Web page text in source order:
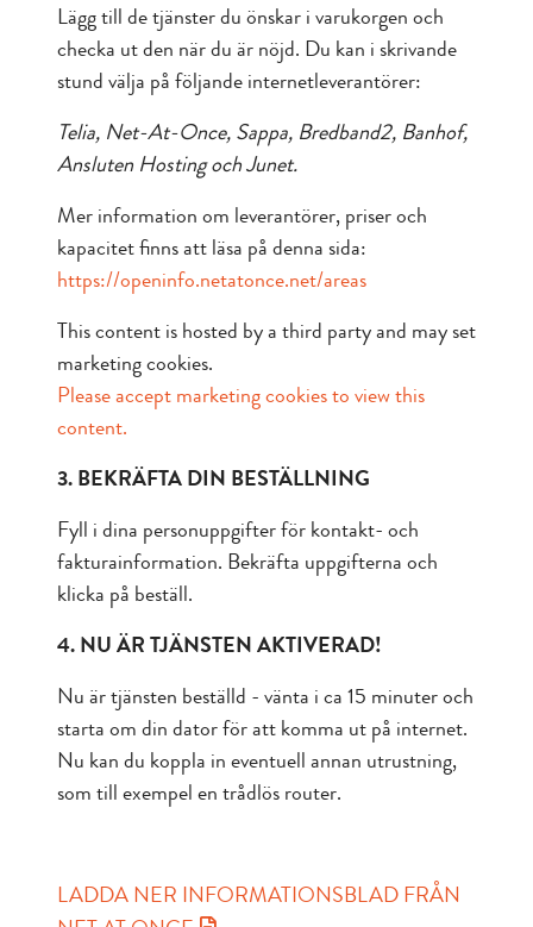
Lägg till de tjänster du önskar i varukorgen och
checka ut den när du är nöjd. Du kan i skrivande
stund välja på följande internetleverantörer:
Telia, Net-At-Once, Sappa, Bredband2, Banhof,
Ansluten Hosting och Junet.
Mer information om leverantörer, priser och
kapacitet finns att läsa på denna sida:
https://openinfo.netatonce.net/areas
This content is hosted by a third party and may set
marketing cookies.
Please accept marketing cookies to view this
content.
3. BEKRÄFTA DIN BESTÄLLNING
Fyll i dina personuppgifter för kontakt- och
fakturainformation. Bekräfta uppgifterna och
klicka på beställ.
4. NU ÄR TJÄNSTEN AKTIVERAD!
Nu är tjänsten beställd - vänta i ca 15 minuter och
starta om din dator för att komma ut på internet.
Nu kan du koppla in eventuell annan utrustning,
som till exempel en trådlös router.
LADDA NER INFORMATIONSBLAD FRÅN